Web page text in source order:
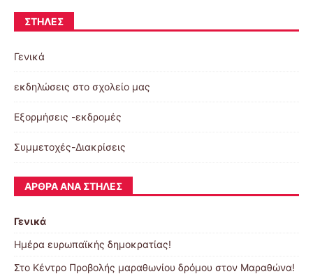
ΣΤΉΛΕΣ
Γενικά
εκδηλώσεις στο σχολείο μας
Εξορμήσεις -εκδρομές
Συμμετοχές-Διακρίσεις
ΆΡΘΡΑ ΑΝΆ ΣΤΉΛΕΣ
Γενικά
Ημέρα ευρωπαϊκής δημοκρατίας!
Στο Κέντρο Προβολής μαραθωνίου δρόμου στον Μαραθώνα!